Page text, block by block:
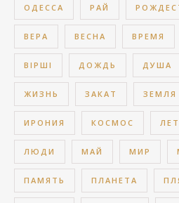
ОДЕССА РАЙ
ВЕРА ВЕСНА ВРЕМЯ
ВІРШІ ДОЖДЬ ДУША
ЖИЗНЬ ЗАКАТ ЗЕМЛЯ
ИРОНИЯ КОСМОС
ЛЮДИ МАЙ МИР
ПАМЯТЬ ПЛАНЕТА